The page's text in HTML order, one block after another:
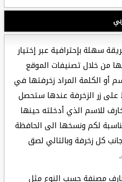
سهلة بإحترافية عبر إختيار
من خلال تصنيفات الموقع
أو الكلمة المراد زخرفتها في
زر الزخرفة عندها ستحصل
للاسم الذي أدخلته حينها
لكم ونسخها الى الحافظة
كل زخرفة وبالتالي لصق
مصنفة حسب النوع مثل